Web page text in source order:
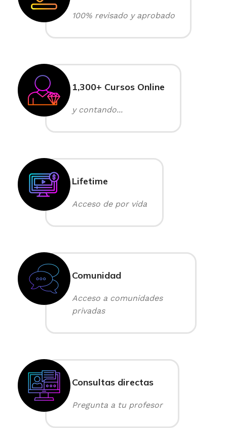
100% revisado y aprobado
1,300+ Cursos Online
y contando...
Lifetime
Acceso de por vida
Comunidad
Acceso a comunidades
privadas
Consultas directas
Pregunta a tu profesor